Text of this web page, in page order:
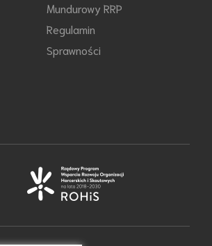
Mundurowy RRP
Regulamin
Sprawności